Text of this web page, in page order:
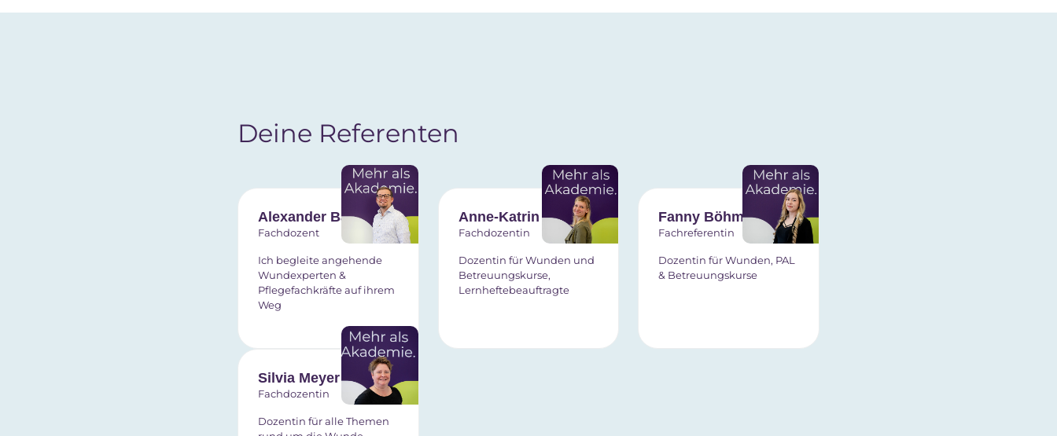
Deine Referenten
Alexander Baumann
Fachdozent
Ich begleite angehende
Wundexperten &
Pflegefachkräfte auf ihrem
Weg
Anne-Katrin Berger
Fachdozentin
Dozentin für Wunden und
Betreuungskurse,
Lernheftebeauftragte
Fanny Böhm
Fachreferentin
Dozentin für Wunden, PAL
& Betreuungskurse
Silvia Meyer
Fachdozentin
Dozentin für alle Themen